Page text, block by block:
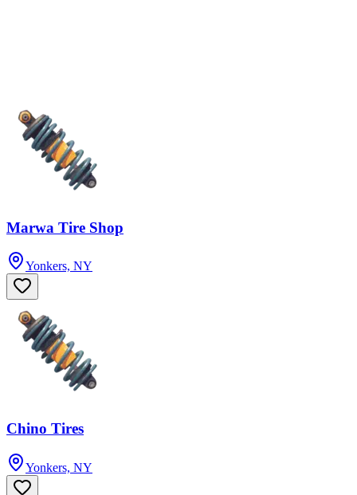
Marwa Tire Shop
Yonkers, NY
Chino Tires
Yonkers, NY